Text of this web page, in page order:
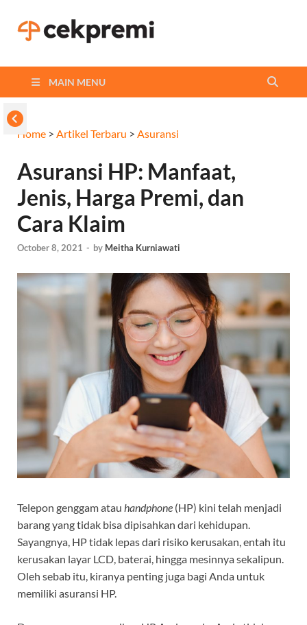
MAIN MENU
Home > Artikel Terbaru > Asuransi
Asuransi HP: Manfaat,
Jenis, Harga Premi, dan
Cara Klaim
October 8, 2021 - by Meitha Kurniawati
Telepon genggam atau handphone (HP) kini telah menjadi
barang yang tidak bisa dipisahkan dari kehidupan.
Sayangnya, HP tidak lepas dari risiko kerusakan, entah itu
kerusakan layar LCD, baterai, hingga mesinnya sekalipun.
Oleh sebab itu, kiranya penting juga bagi Anda untuk
memiliki asuransi HP.